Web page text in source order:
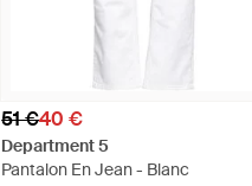
51 €40 €
Department 5
Pantalon En Jean - Blanc